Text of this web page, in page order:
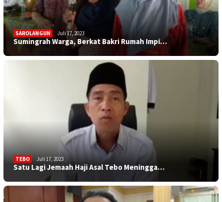
SAROLANGUN Juli 17, 2023
Sumingrah Warga, Berkat Bakri Rumah Impi…
TEBO Juli 17, 2023
Satu Lagi Jemaah Haji Asal Tebo Meningga…